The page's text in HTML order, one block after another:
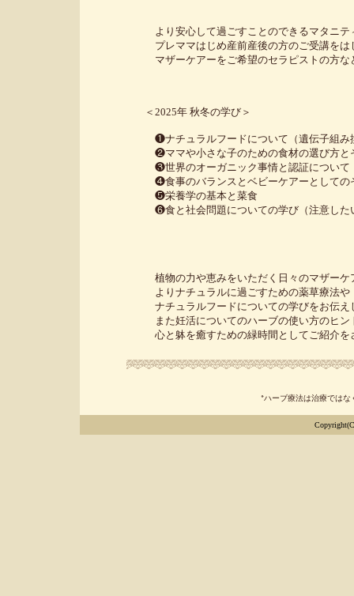
より安心して過ごすことのできるマタニティー
プレママはじめ産前産後の方のご受講をは
マザーケアーをご希望のセラピストの方など
＜2025年 秋冬の学び＞
❶ナチュラルフードについて（遺伝子組み換え
❷ママや小さな子のための食材の選び方とそ
❸世界のオーガニック事情と認証について
❹食事のバランスとベビーケアーとしてのそ
❺栄養学の基本と菜食
❻食と社会問題についての学び（注意したい
植物の力や恵みをいただく日々のマザーケア
よりナチュラルに過ごすための薬草療法や
ナチュラルフードについての学びをお伝えし
また妊活についてのハーブの使い方のヒント
心と躰を癒すための緑時間としてご紹介をさ
*ハーブ療法は治療では